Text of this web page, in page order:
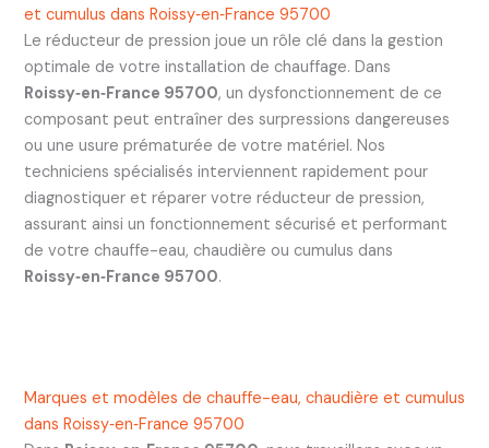
et cumulus dans Roissy‑en‑France 95700
Le réducteur de pression joue un rôle clé dans la gestion
optimale de votre installation de chauffage. Dans
Roissy‑en‑France 95700, un dysfonctionnement de ce
composant peut entraîner des surpressions dangereuses
ou une usure prématurée de votre matériel. Nos
techniciens spécialisés interviennent rapidement pour
diagnostiquer et réparer votre réducteur de pression,
assurant ainsi un fonctionnement sécurisé et performant
de votre chauffe-eau, chaudière ou cumulus dans
Roissy‑en‑France 95700.
Marques et modèles de chauffe-eau, chaudière et cumulus
dans Roissy‑en‑France 95700